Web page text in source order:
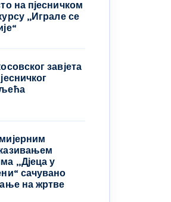
на пјесничком
,,Играле се
завјета
„Дјеца у
сачувано
на жртве